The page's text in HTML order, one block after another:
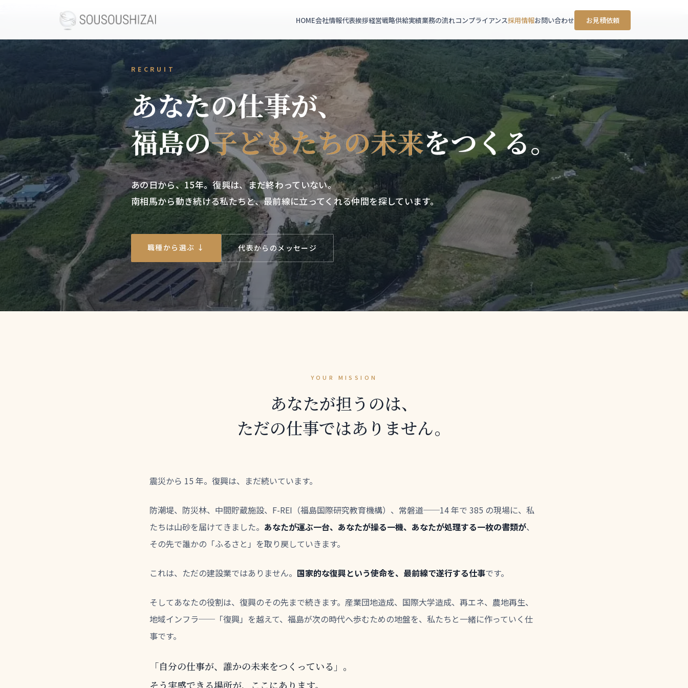
HOME会社情報代表挨拶経営戦略供給実績業務の流れコンプライアンス採用情報お問い合わせ お見積依頼
RECRUIT
あなたの仕事が、
福島の子どもたちの未来をつくる。
あの日から、15年。復興は、まだ終わっていない。
南相馬から動き続ける私たちと、最前線に立ってくれる仲間を探しています。
職種から選ぶ ↓ 代表からのメッセージ
YOUR MISSION
あなたが担うのは、
ただの仕事ではありません。
震災から 15 年。復興は、まだ続いています。
防潮堤、防災林、中間貯蔵施設、F-REI（福島国際研究教育機構）、常磐道──14 年で 385 の現場に、私
たちは山砂を届けてきました。 あなたが運ぶ一台、あなたが操る一機、あなたが処理する一枚の書類が、
その先で誰かの「ふるさと」を取り戻していきます。
これは、ただの建設業ではありません。 国家的な復興という使命を、最前線で遂行する仕事です。
そしてあなたの役割は、復興のその先まで続きます。産業団地造成、国際大学造成、再エネ、農地再生、
地域インフラ──「復興」を越えて、福島が次の時代へ歩むための地盤を、私たちと一緒に作っていく仕
事です。
「自分の仕事が、誰かの未来をつくっている」。
そう実感できる場所が、ここにあります。